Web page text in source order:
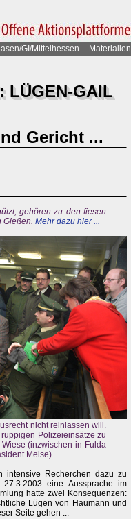
GI/Mittelhessen Materialien
LÜGEN-GAIL
Gericht ...
gehören zu den fiesen
Gießen. Mehr dazu hier ...
nicht reinlassen will.
Polizeieinsätze zu
(inzwischen in Fulda
Meise).
intensive Recherchen dazu zu
eine Aussprache im
hatte zwei Konsequenzen:
Lügen von Haumann und
Seite gehen ...